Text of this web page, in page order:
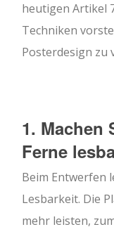
heutigen Artikel
Techniken
Posterdesign zu
1. Machen
Ferne
Beim Entwerfen
Lesbarkeit. Die
mehr leisten,